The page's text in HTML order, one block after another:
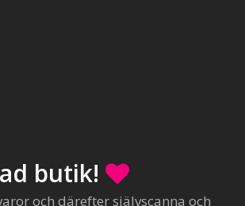
butik!
och därefter självscanna och